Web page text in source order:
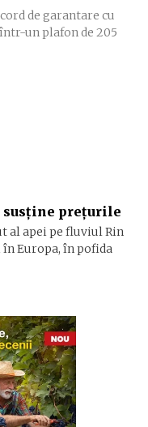
de garantare cu
un plafon de 205
susține prețurile
al apei pe fluviul Rin
Europa, în pofida